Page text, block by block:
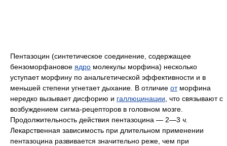
Пентазоцин (синтетическое соединение, содержащее
бензоморфановое ядро молекулы морфина) несколько
уступает морфину по анальгетической эффективности и в
меньшей степени угнетает дыхание. В отличие отморфина
нередко вызывает дисфорию и галлюцинации, что связывают с
возбуждением сигма-рецепторов в головном мозге.
Продолжительность действия пентазоцина — 2—3 ч.
Лекарственная зависимость при длительном применении
пентазоцина развивается значительно реже, чем при